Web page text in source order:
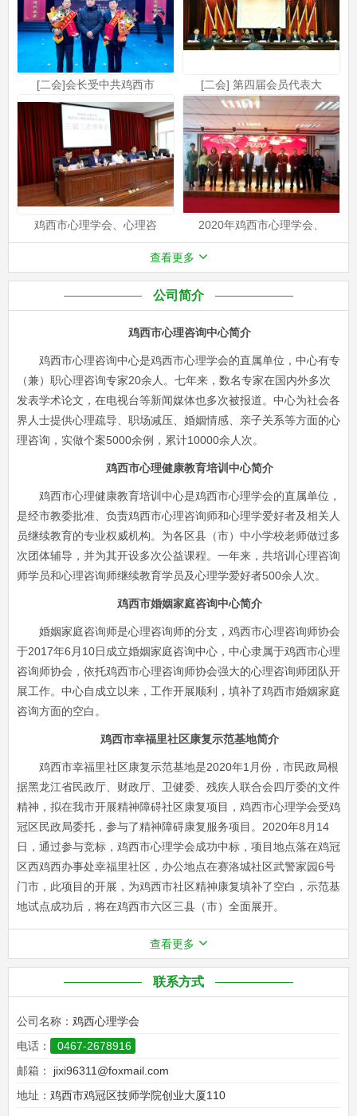
[二会]会长受中共鸡西市 [二会] 第四届会员代表大
鸡西市心理学会、心理咨 2020年鸡西市心理学会、
查看更多
公司简介
鸡西市心理咨询中心简介
鸡西市心理咨询中心是鸡西市心理学会的直属单位，中心有专
（兼）职心理咨询专家20余人。七年来，数名专家在国内外多次
发表学术论文，在电视台等新闻媒体也多次被报道。中心为社会各
界人士提供心理疏导、职场减压、婚姻情感、亲子关系等方面的心
理咨询，实做个案5000余例，累计10000余人次。
鸡西市心理健康教育培训中心简介
鸡西市心理健康教育培训中心是鸡西市心理学会的直属单位，
是经市教委批准、负责鸡西市心理咨询师和心理学爱好者及相关人
员继续教育的专业权威机构。为各区县（市）中小学校老师做过多
次团体辅导，并为其开设多次公益课程。一年来，共培训心理咨询
师学员和心理咨询师继续教育学员及心理学爱好者500余人次。
鸡西市婚姻家庭咨询中心简介
婚姻家庭咨询师是心理咨询师的分支，鸡西市心理咨询师协会
于2017年6月10日成立婚姻家庭咨询中心，中心隶属于鸡西市心理
咨询师协会，依托鸡西市心理咨询师协会强大的心理咨询师团队开
展工作。中心自成立以来，工作开展顺利，填补了鸡西市婚姻家庭
咨询方面的空白。
鸡西市幸福里社区康复示范基地简介
鸡西市幸福里社区康复示范基地是2020年1月份，市民政局根
据黑龙江省民政厅、财政厅、卫健委、残疾人联合会四厅委的文件
精神，拟在我市开展精神障碍社区康复项目，鸡西市心理学会受鸡
冠区民政局委托，参与了精神障碍康复服务项目。2020年8月14
日，通过参与竞标，鸡西市心理学会成功中标，项目地点落在鸡冠
区西鸡西办事处幸福里社区，办公地点在赛洛城社区武警家园6号
门市，此项目的开展，为鸡西市社区精神康复填补了空白，示范基
地试点成功后，将在鸡西市六区三县（市）全面展开。
查看更多
联系方式
公司名称： 鸡西心理学会
电话：
0467-2678916
邮箱：
jixi96311@foxmail.com
地址： 鸡西市鸡冠区技师学院创业大厦110